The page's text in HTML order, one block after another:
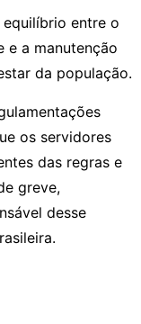
entre o
a manutenção
da população.
os servidores
das regras e
greve,
desse